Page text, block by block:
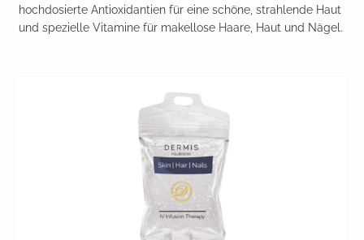
hochdosierte Antioxidantien für eine schöne, strahlende Haut
und spezielle Vitamine für makellose Haare, Haut und Nägel.
Ästhetische Chirurgie
Dr. Sabine Bruckert Skincare
Hautklinik Bad Ragaz
Medical Beauty Zürich Bülach
Bei uns arbeiten